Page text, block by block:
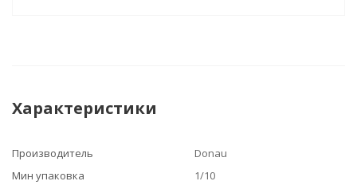
Характеристики
Производитель
Donau
Мин упаковка
1/10